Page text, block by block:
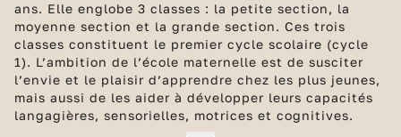
ans. Elle englobe 3 classes : la petite section, la
moyenne section et la grande section. Ces trois
classes constituent le premier cycle scolaire (cycle
1). L’ambition de l’école maternelle est de susciter
l’envie et le plaisir d’apprendre chez les plus jeunes,
mais aussi de les aider à développer leurs capacités
langagières, sensorielles, motrices et cognitives.